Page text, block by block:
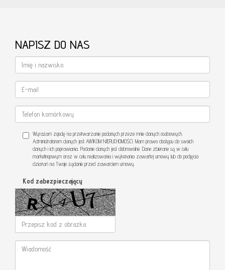
NAPISZ DO NAS
Wyrażam zgodę na przetwarzanie podanych przeze mnie danych osobowych.
Administratorem danych jest AWIKOM NIERUCHOMOŚCI. Mam prawo dostępu do swoich
danych i ich poprawiania. Podanie danych jest dobrowolne. Dane zbierane są w celu
marketingowym oraz w celu realizowania i wykonania zawartej umowy lub do podjęcia
działań na Twoje żądanie przed zawarciem umowy.
Kod zabezpieczający